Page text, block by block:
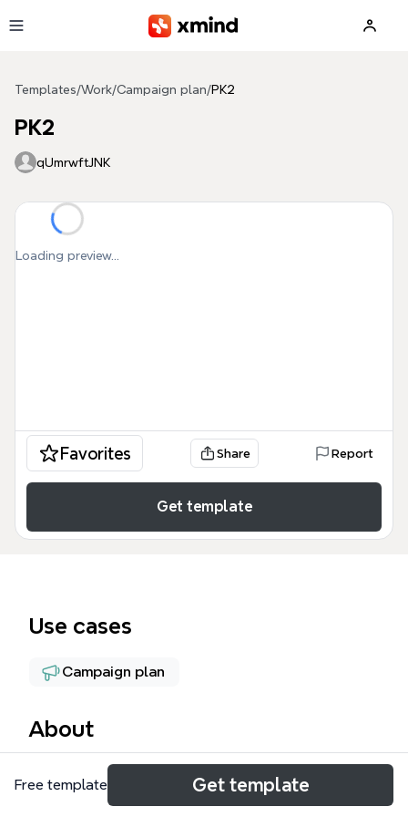
Templates/Work/Campaign plan/РК2
РК2
qUmrwftJNK
Loading preview...
Favorites Share Report
Get template
Use cases
Campaign plan
About
Этот шаблон РК2 (Рекламная Кампания)
представляет собой структурированную
Free template Get template